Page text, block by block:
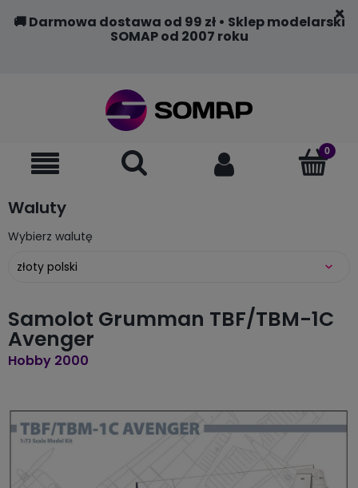
🚚 Darmowa dostawa od 99 zł • Sklep modelarski
SOMAP od 2007 roku
Waluty
Wybierz walutę
Samolot Grumman TBF/TBM-1C
Avenger
Hobby 2000